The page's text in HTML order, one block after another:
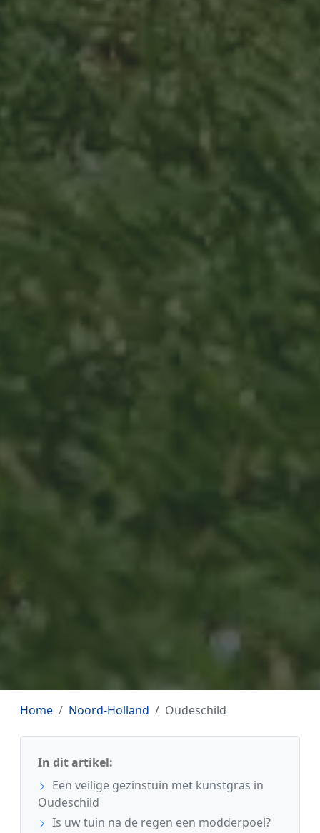
Home Noord-Holland Oudeschild
In dit artikel:
Een veilige gezinstuin met kunstgras in
Oudeschild
Is uw tuin na de regen een modderpoel?